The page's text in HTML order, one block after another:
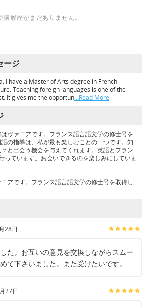
講履歴がまだありません。
ージ
I have a Master of Arts degree in French
Teaching foreign languages is one of the
It gives me the opportun…Read More
ヴァニアです。フランス語言語文学の修士号を
の指導は、私が最も楽しむことの一つです。知
と出会う機会を与えてくれます。英語とフラン
っています。お会いできるのを楽しみにしていま
アです。フランス語言語文学の修士号を取得し
28日
た。お互いの意見を交換しながらスムー
て下さいました。また受けたいです。
27日